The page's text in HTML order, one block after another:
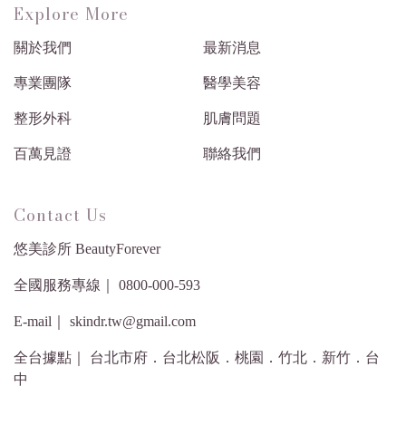
Explore More
關於我們 最新消息
專業團隊 醫學美容
整形外科 肌膚問題
百萬見證 聯絡我們
Contact Us
悠美診所 BeautyForever
全國服務專線｜ 0800-000-593
E-mail｜ skindr.tw@gmail.com
全台據點｜ 台北市府．台北松阪．桃園．竹北．新竹．台
中